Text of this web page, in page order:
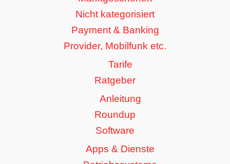
Nicht kategorisiert
Payment & Banking
Provider, Mobilfunk etc.
Tarife
Ratgeber
Anleitung
Roundup
Software
Apps & Dienste